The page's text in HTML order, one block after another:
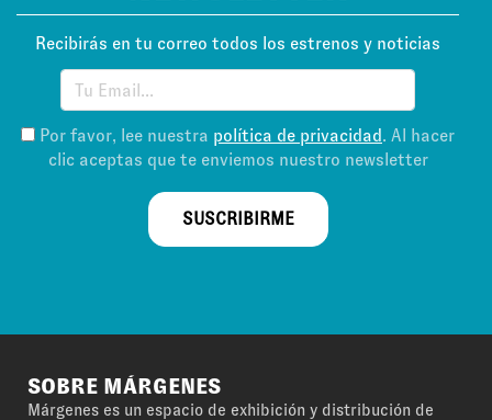
Recibirás en tu correo todos los estrenos y noticias
Por favor, lee nuestra política de privacidad. Al hacer
clic aceptas que te enviemos nuestro newsletter
SUSCRIBIRME
SOBRE MÁRGENES
Márgenes es un espacio de exhibición y distribución de